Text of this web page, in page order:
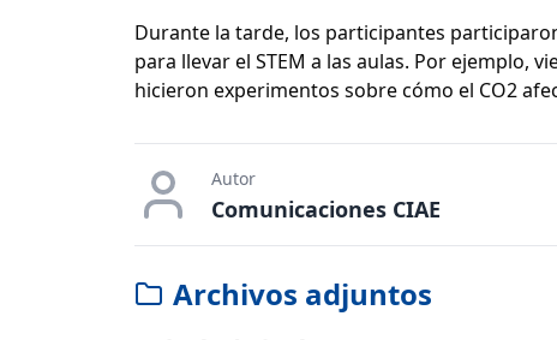
Durante la tarde, los participantes
para llevar el STEM a las aulas. Por ejemplo,
hicieron experimentos sobre cómo el CO2
Autor
Comunicaciones CIAE
Archivos adjuntos